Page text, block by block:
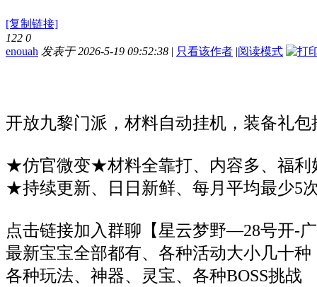
[复制链接]
122 0
enouah 发表于 2026-5-19 09:52:38 | 只看该作者 |阅读模式
开放九黎门派，材料自动挂机，装备礼包
★仿官微变★材料全靠打、内容多、福
★持续更新、日日新鲜、每月平均最少5
点击链接加入群聊【星云梦野—28号开-
最新宝宝全部都有、各种活动大小几十种
各种玩法、神器、灵宝、各种BOSS挑战